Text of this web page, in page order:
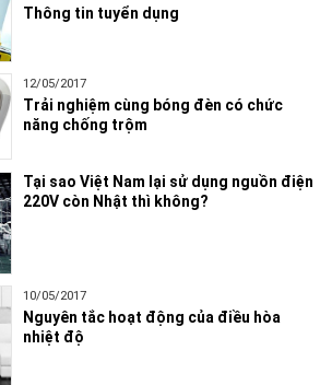
Thông tin tuyển dụng
12/05/2017
Trải nghiệm cùng bóng đèn có chức
năng chống trộm
Tại sao Việt Nam lại sử dụng nguồn điện
220V còn Nhật thì không?
10/05/2017
Nguyên tắc hoạt động của điều hòa
nhiệt độ